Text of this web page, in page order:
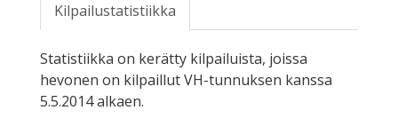
Kilpailustatistiikka
Statistiikka on kerätty kilpailuista, joissa
hevonen on kilpaillut VH-tunnuksen kanssa
5.5.2014 alkaen.